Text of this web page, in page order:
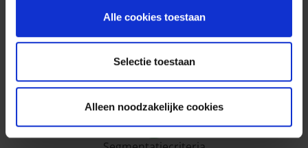
Alle cookies toestaan
Selectie toestaan
Alleen noodzakelijke cookies
MiFID
Gebruiksvoorwaarden